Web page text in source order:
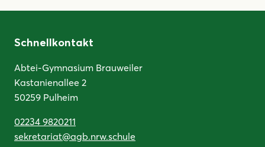
Schnellkontakt
Abtei-Gymnasium Brauweiler
Kastanienallee 2
50259 Pulheim
02234 9820211
sekretariat@agb.nrw.schule